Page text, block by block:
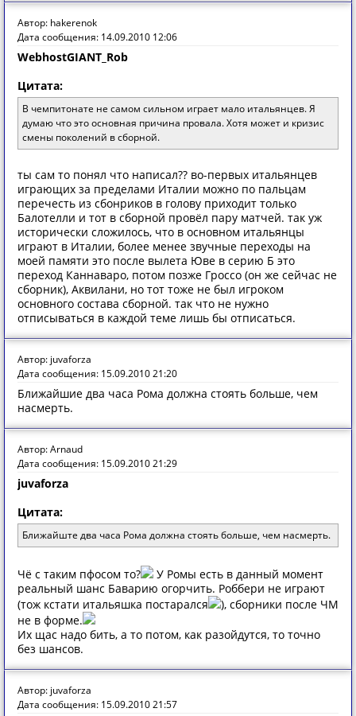
Автор: hakerenok
Дата сообщения: 14.09.2010 12:06
WebhostGIANT_Rob
Цитата:
В чемпитонате не самом сильном играет мало итальянцев. Я
думаю что это основная причина провала. Хотя может и кризис
смены поколений в сборной.
ты сам то понял что написал?? во-первых итальянцев
играющих за пределами Италии можно по пальцам
перечесть из сбонриков в голову приходит только
Балотелли и тот в сборной провёл пару матчей. так уж
исторически сложилось, что в основном итальянцы
играют в Италии, более менее звучные переходы на
моей памяти это после вылета Юве в серию Б это
переход Каннаваро, потом позже Гроссо (он же сейчас не
сборник), Аквилани, но тот тоже не был игроком
основного состава сборной. так что не нужно
отписываться в каждой теме лишь бы отписаться.
Автор: juvaforza
Дата сообщения: 15.09.2010 21:20
Ближайшие два часа Рома должна стоять больше, чем
насмерть.
Автор: Arnaud
Дата сообщения: 15.09.2010 21:29
juvaforza
Цитата:
Ближайште два часа Рома должна стоять больше, чем насмерть.
Чё с таким пфосом то?
У Ромы есть в данный момент
реальный шанс Баварию огорчить. Роббери не играют
(тож кстати итальяшка постарался
), сборники после ЧМ
не в форме.
Их щас надо бить, а то потом, как разойдутся, то точно
без шансов.
Автор: juvaforza
Дата сообщения: 15.09.2010 21:57